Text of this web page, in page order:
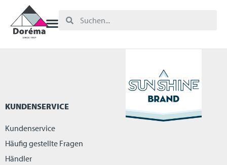
KUNDENSERVICE
Kundenservice
Häufig gestellte Fragen
Händler